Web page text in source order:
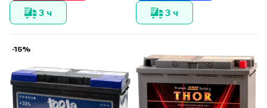
3 ч
3 ч
-15%